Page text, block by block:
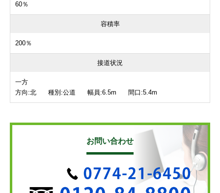
60％
容積率
200％
接道状況
一方
方向:北 種別:公道 幅員:6.5m 間口:5.4m
お問い合わせ